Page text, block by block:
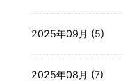
2025年09月 (5)
2025年08月 (7)